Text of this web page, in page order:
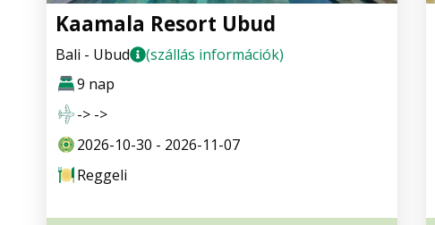
Kaamala Resort Ubud
Bali - Ubud
(szállás információk)
9 nap
-> ->
2026-10-30 - 2026-11-07
Reggeli